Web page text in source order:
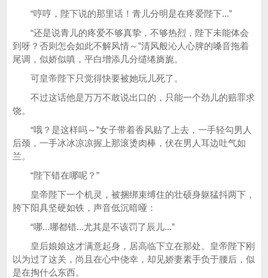
“哼哼，陛下说的那里话！青儿分明是在疼爱陛下...”
“还是说青儿的疼爱不够真挚，不够热烈，陛下未能体会
到呀？否则怎会如此不解风情～”清风般沁人心脾的嗓音拖着
尾调，似娇似嗔，平白增添几分缱绻旖旎。
可皇帝陛下只觉得快要被她玩儿死了。
不过这话他是万万不敢说出口的，只能一个劲儿的赔罪求
饶。
“哦？是这样吗～”女子带着香风贴了上去，一手轻勾男人
后颈，一手冰冰凉凉握上那滚烫肉棒，伏在男人耳边吐气如
兰。
“陛下错在哪呢？”
皇帝陛下一个机灵，被捆绑束缚住的壮硕身躯猛抖两下，
胯下阳具坚硬如铁，声音低沉暗哑：
“哪...哪都错...尤其是不该罚了辰儿...”
皇后娘娘这才满意起身，居高临下立在那处。皇帝陛下刚
以为过了这关，尚且在心中侥幸，却见娇妻素手负于腰后，似
是在掏什么东西。